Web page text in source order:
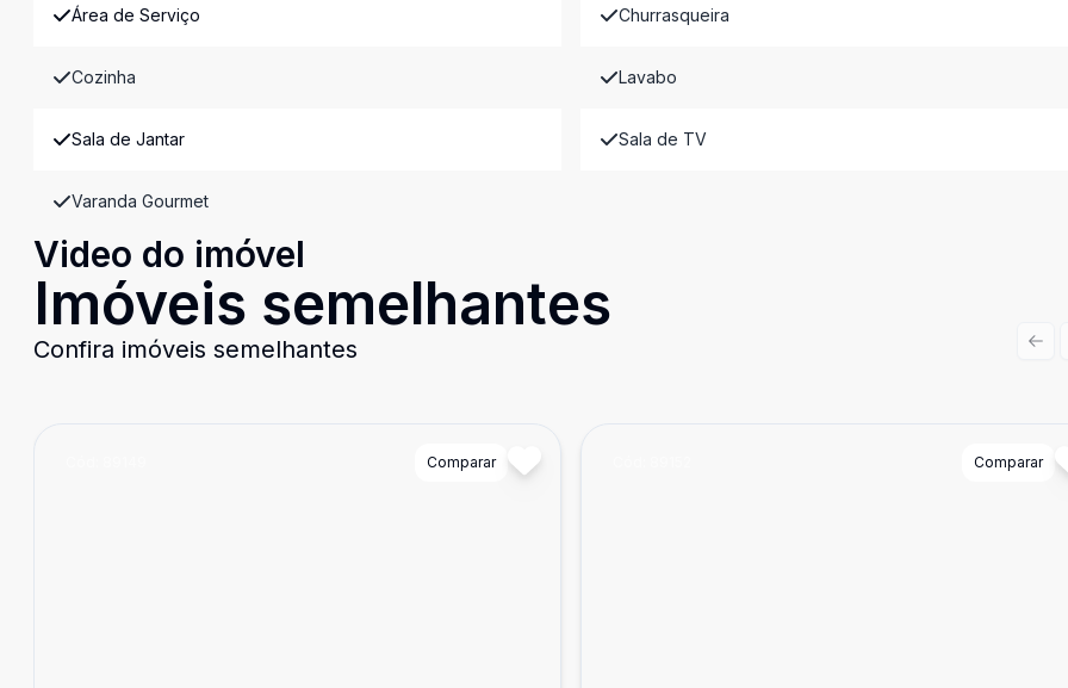
Área de Serviço Churrasqueira
Cozinha Lavabo
Sala de Jantar Sala de TV
Varanda Gourmet
Video do imóvel
Imóveis semelhantes
Confira imóveis semelhantes
Comparar Comparar